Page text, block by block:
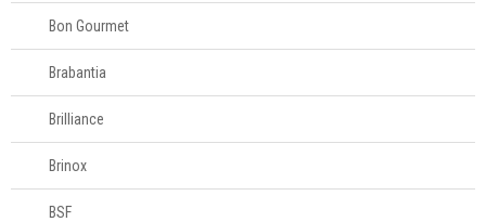
Bon Gourmet
Brabantia
Brilliance
Brinox
BSF